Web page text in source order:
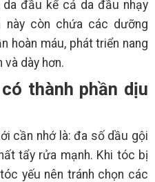
đầu kể cả da đầu nhạy
còn chứa các dưỡng
hoàn máu, phát triển nang
dày hơn.
thành phần dịu
cần nhớ là: đa số dầu gội
tẩy rửa mạnh. Khi tóc bị
yếu nên tránh chọn các